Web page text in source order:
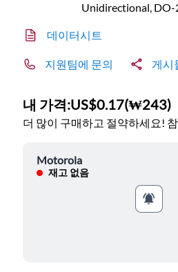
Unidirectional,
데이터시트
지원팀에 문의 게시
내 가격:US$0.17(₩243)
더 많이 구매하고 절약하세요!
Motorola
재고 없음